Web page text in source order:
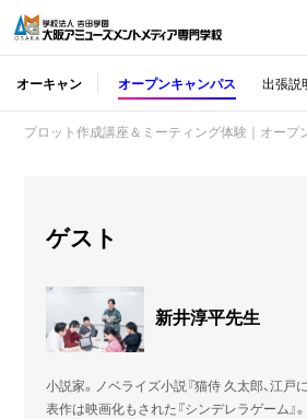
オーキャン オープンキャンパス 出張説
プロット作成講座＆ミーティング体験｜オープ
ゲスト
新井淳平先生
小説家。ノベライズ小説『猫侍 久太郎、江戸
表作は映画化もされた『シンデレラゲーム』